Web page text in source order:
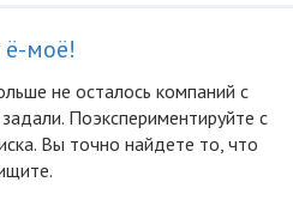
ё-моё!
не осталоcь компаний с
Поэкспериментируйте с
Вы точно найдете то, что